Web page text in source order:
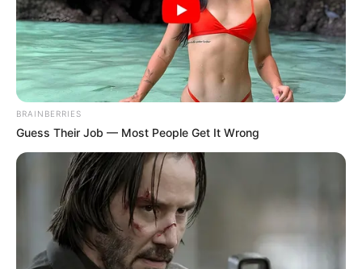
BRAINBERRIES
Guess Their Job — Most People Get It Wrong